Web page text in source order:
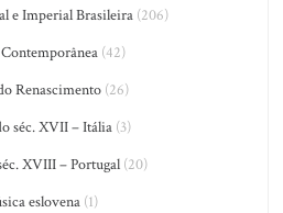
e Imperial Brasileira(206)
(42)
Renascimento (26)
séc. XVII – Itália (3)
XVIII – Portugal (20)
eslovena(1)